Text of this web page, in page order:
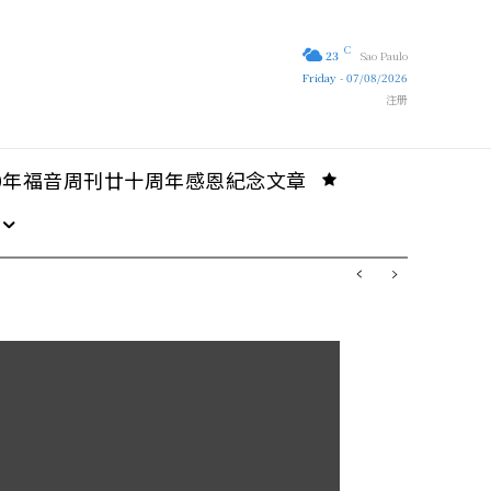
23 C
Sao Paulo
Friday - 07/08/2026
注册
福音周刊廿十周年感恩紀念文章